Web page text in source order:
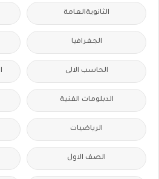
الثانويةالعامة
الجغرافيا
الحاسب الالى
الدبلومات الفنية
الرياضيات
الصف الاول